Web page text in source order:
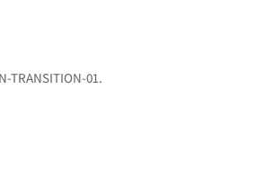
TRANSITION-01.